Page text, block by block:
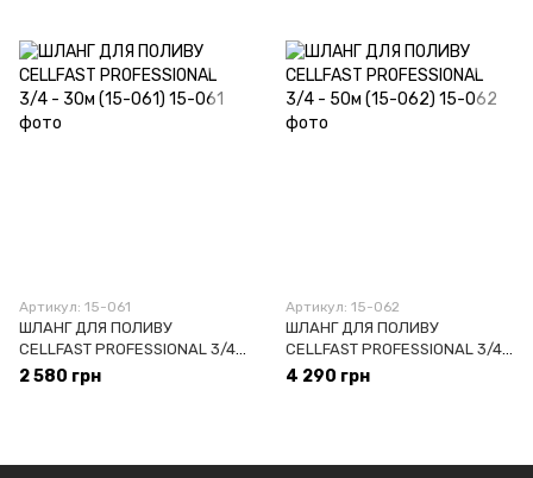
Артикул: 15-061
ШЛАНГ ДЛЯ ПОЛИВУ
СELLFAST PROFESSIONAL 3/4 -
30м (15-061)
2 580 грн
Артикул: 15-062
ШЛАНГ ДЛЯ ПОЛИВУ
СELLFAST PROFESSIONAL 3/4 -
50м (15-062)
4 290 грн